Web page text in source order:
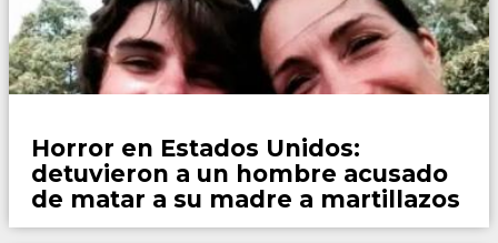
Horror en Estados Unidos:
detuvieron a un hombre acusado
de matar a su madre a martillazos